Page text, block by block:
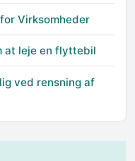
Virksomheder
at leje en flyttebil
ved rensning af